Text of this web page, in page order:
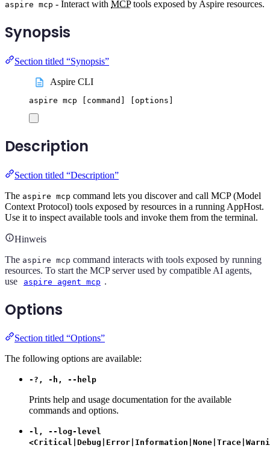
aspire mcp - Interact with MCPtools exposed by Aspire resources.
Synopsis
Section titled “Synopsis”
Aspire CLI
aspire mcp [command] options
Description
Section titled “Description”
The aspire mcp command lets you discover and call MCP (Model
Context Protocol) tools exposed by resources in a running AppHost.
Use it to inspect available tools and invoke them from the terminal.
Hinweis
The aspire mcp command interacts with tools exposed by running
resources. To start the MCP server used by compatible AI agents,
use
aspire agent mcp .
Options
Section titled “Options”
The following options are available:
-?, -h, --help
Prints help and usage documentation for the available
commands and options.
-l, --log-level